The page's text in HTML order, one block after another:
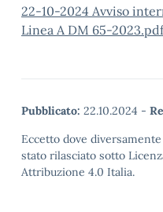
22-10-2024 Avviso
Linea A DM 65-
Pubblicato: 22.10.2024 -
Eccetto dove
stato rilasciato sotto
Attribuzione 4.0 Italia.